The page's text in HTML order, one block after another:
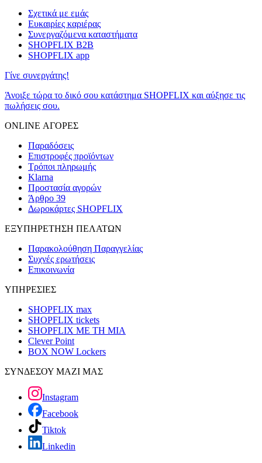
Σχετικά με εμάς
Ευκαιρίες καριέρας
Συνεργαζόμενα καταστήματα
SHOPFLIX B2B
SHOPFLIX app
Γίνε συνεργάτης!
Άνοιξε τώρα το δικό σου κατάστημα SHOPFLIX και αύξησε τις
πωλήσεις σου.
ONLINE ΑΓΟΡΕΣ
Παραδόσεις
Επιστροφές προϊόντων
Τρόποι πληρωμής
Klarna
Προστασία αγορών
Άρθρο 39
Δωροκάρτες SHOPFLIX
ΕΞΥΠΗΡΕΤΗΣΗ ΠΕΛΑΤΩΝ
Παρακολούθηση Παραγγελίας
Συχνές ερωτήσεις
Επικοινωνία
ΥΠΗΡΕΣΙΕΣ
SHOPFLIX max
SHOPFLIX tickets
SHOPFLIX ΜΕ ΤΗ ΜΙΑ
Clever Point
BOX NOW Lockers
ΣΥΝΔΕΣΟΥ ΜΑΖΙ ΜΑΣ
Instagram
Facebook
Tiktok
Linkedin